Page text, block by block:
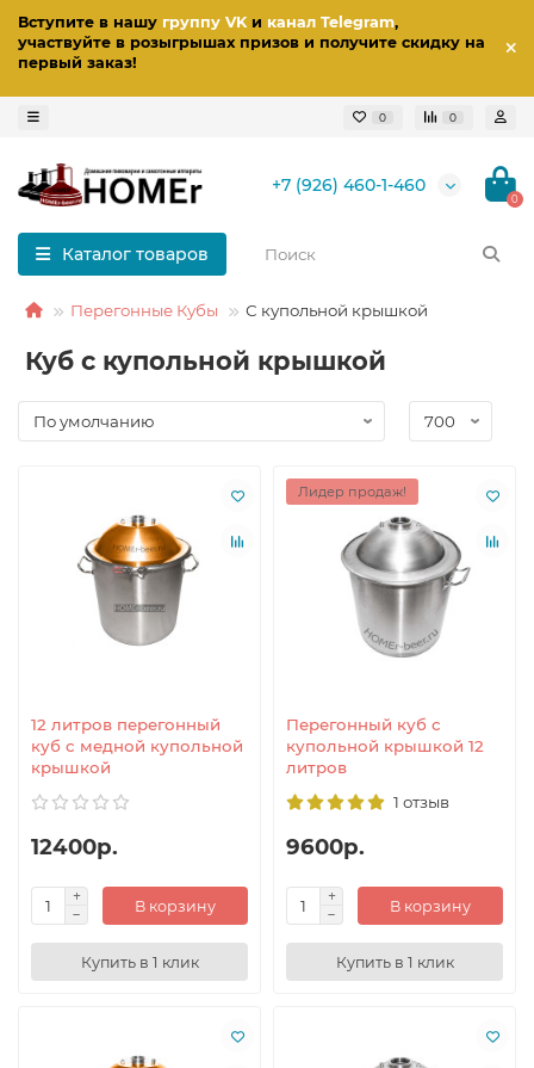
Вступите в нашу группу VKи канал Telegram,
участвуйте в розыгрышах призов и получите скидку на
первый заказ!
0 0
+7 (926) 460-1-460
0
Каталог товаров
Перегонные Кубы С купольной крышкой
Куб с купольной крышкой
12 литров перегонный
куб с медной купольной
крышкой
12400р.
В корзину
Купить в 1 клик
Лидер продаж!
Перегонный куб с
купольной крышкой 12
литров
1 отзыв
9600р.
В корзину
Купить в 1 клик